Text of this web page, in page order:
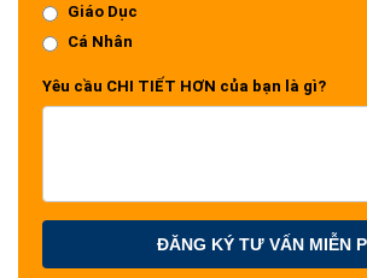
Giáo Dục
Cá Nhân
Yêu cầu CHI TIẾT HƠN của bạn là gì?
ĐĂNG KÝ TƯ VẤN MIỄN